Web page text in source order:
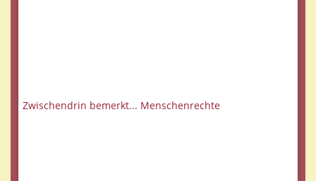
Zwischendrin bemerkt... Menschenrechte